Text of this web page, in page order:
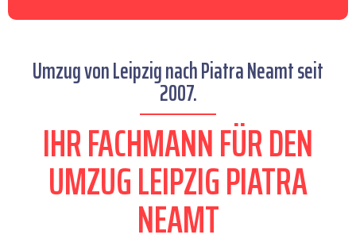
Umzug von Leipzig nach Piatra Neamt seit
2007.
IHR FACHMANN FÜR DEN
UMZUG LEIPZIG PIATRA
NEAMT